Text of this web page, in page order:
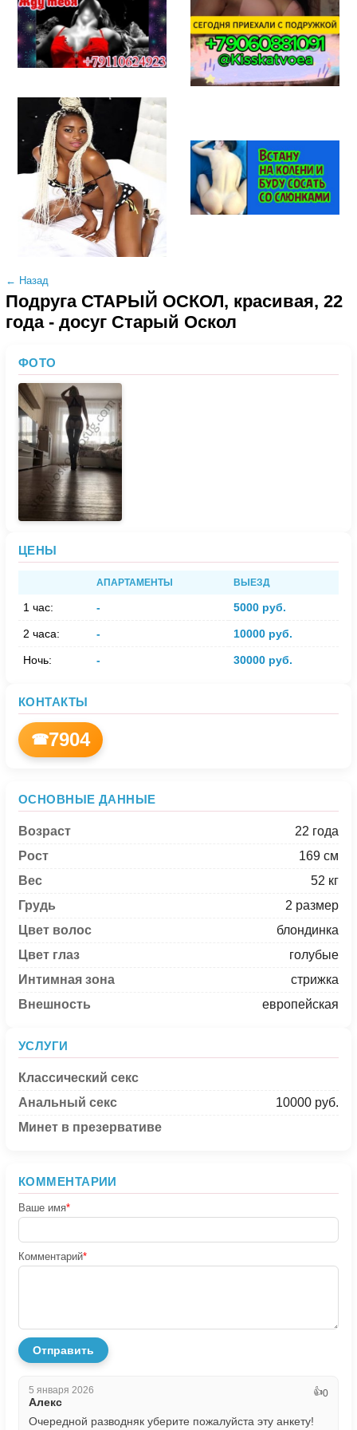
← Назад
Подруга СТАРЫЙ ОСКОЛ, красивая, 22
года - досуг Старый Оскол
ФОТО
ЦЕНЫ
АПАРТАМЕНТЫ ВЫЕЗД
1 час: - 5000 руб.
2 часа: - 10000 руб.
Ночь: - 30000 руб.
КОНТАКТЫ
☎7904
ОСНОВНЫЕ ДАННЫЕ
Возраст
22 года
Рост
169 см
Вес
52 кг
Грудь
2 размер
Цвет волос
блондинка
Цвет глаз
голубые
Интимная зона
стрижка
Внешность
европейская
УСЛУГИ
Классический секс
Анальный секс
10000 руб.
Минет в презервативе
КОММЕНТАРИИ
Ваше имя*
Комментарий*
Отправить
5 января 2026
Алекс
👍0
Очередной разводняк уберите пожалуйста эту анкету!